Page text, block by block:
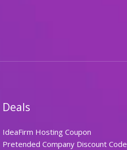
Deals
IdeaFirm Hosting Coupon
Pretended Company Discount Code